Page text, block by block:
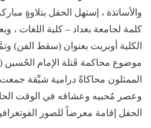
والأساتذة ، إستهل الحفل بتلاوةٍ
كلمة لجامعة بغداد – كلية اللغات ،
الكلية أوبريت بعنوان (سقط الفن)
موضوع محاكمة قَتلة الإمام الحُسين
الممثلون محاكاةً درامية شيِّقة
وعصر مُحبيه وعشاقه في الوقت
الحفل إقامة معرضاً للصور